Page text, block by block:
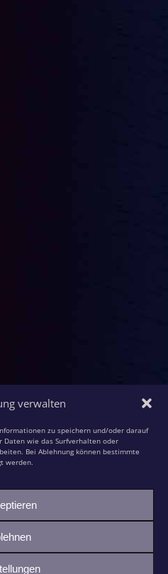
verwalten
zu speichern und/oder darauf
Daten wie das Surfverhalten oder
Bei Ablehnung können bestimmte
werden.